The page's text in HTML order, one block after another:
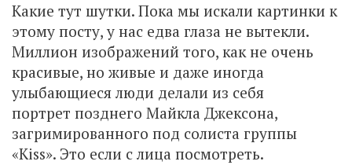
Какие тут шутки. Пока мы искали картинки к
этому посту, у нас едва глаза не вытекли.
Миллион изображений того, как не очень
красивые, но живые и даже иногда
улыбающиеся люди делали из себя
портрет позднего Майкла Джексона,
загримированного под солиста группы
«Kiss». Это если с лица посмотреть.